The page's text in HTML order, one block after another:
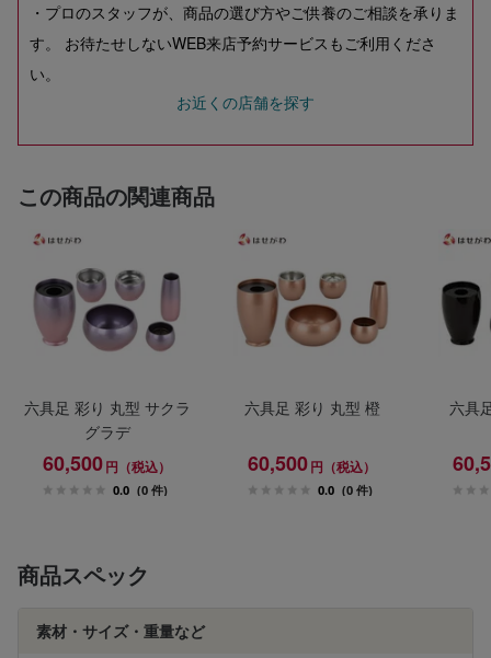
・プロのスタッフが、商品の選び方やご供養のご相談を承りま
す。 お待たせしないWEB来店予約サービスもご利用くださ
い。
お近くの店舗を探す
この商品の関連商品
六具足 彩り 丸型 サクラ
グラデ
60,500円（税込）
0.0 (0 件)
六具足 彩り 丸型 橙
60,500円（税込）
0.0 (0 件)
六具
商品スペック
素材・サイズ・重量など